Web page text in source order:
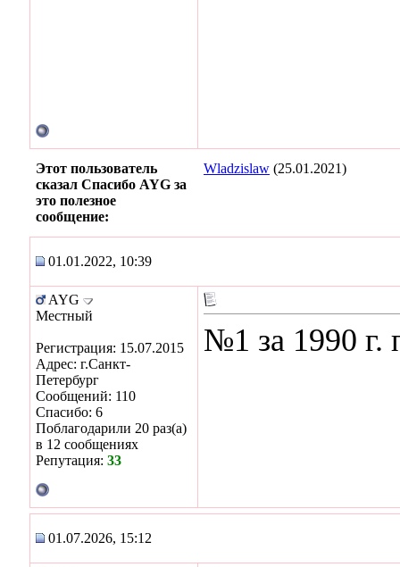
Этот пользователь
сказал Спасибо AYG за
это полезное
сообщение:
Wladzislaw (25.01.2021)
01.01.2022, 10:39
AYG
Местный
Регистрация: 15.07.2015
Адрес: г.Санкт-
Петербург
Сообщений: 110
Спасибо: 6
Поблагодарили 20 раз(а)
в 12 сообщениях
Репутация: 33
№1 за 1990 г.
01.07.2026, 15:12